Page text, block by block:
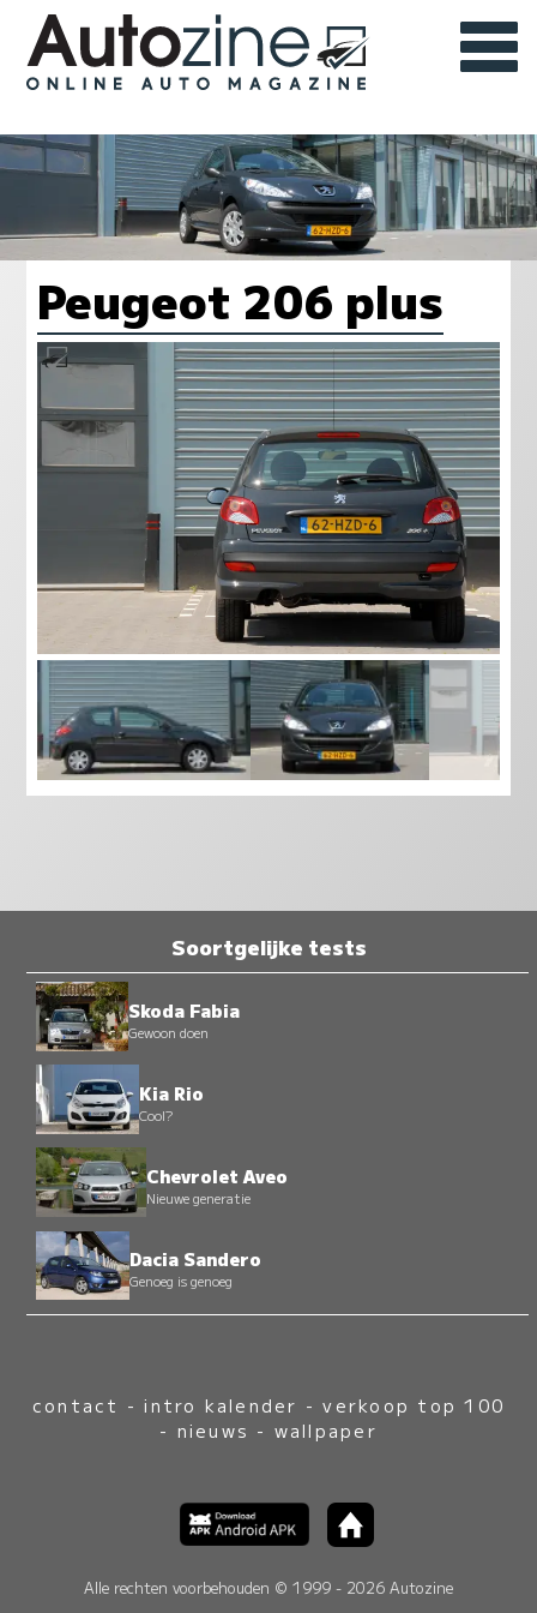
Peugeot 206 plus
Soortgelijke tests
Skoda Fabia
Gewoon doen
Kia Rio
Cool?
Chevrolet Aveo
Nieuwe generatie
Dacia Sandero
Genoeg is genoeg
contact -intro kalender -verkoop top 100
- nieuws - wallpaper
Alle rechten voorbehouden © 1999 - 2026 Autozine